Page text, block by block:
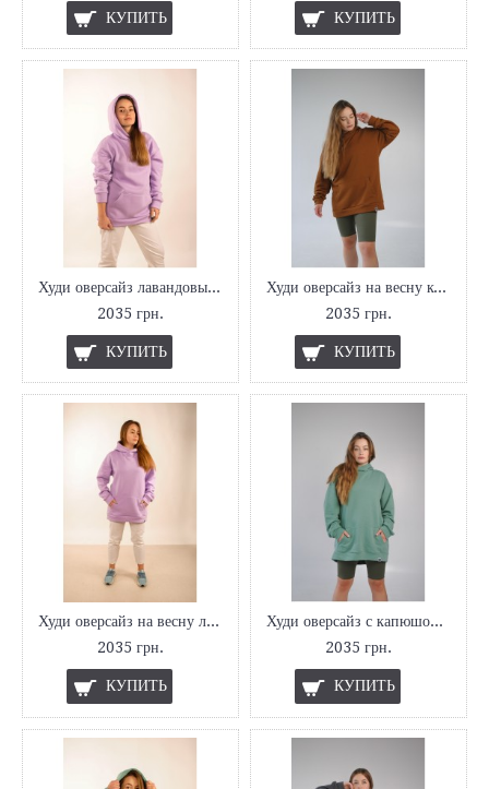
КУПИТЬ КУПИТЬ
Худи оверсайз лавандовый на флисе Hi Mate
2035 грн.
КУПИТЬ
Худи оверсайз на весну коричневый Hi Mate
2035 грн.
КУПИТЬ
Худи оверсайз на весну лавандовый Hi Mate
2035 грн.
КУПИТЬ
Худи оверсайз с капюшоном весна Hi Mate
2035 грн.
КУПИТЬ